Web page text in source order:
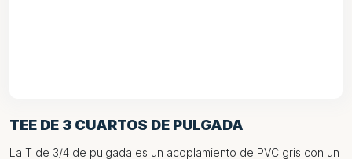
TEE DE 3 CUARTOS DE PULGADA
La T de 3/4 de pulgada es un acoplamiento de PVC gris con un